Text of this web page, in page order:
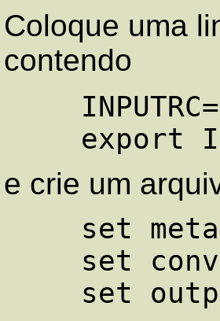
Coloque uma
contendo
e crie um